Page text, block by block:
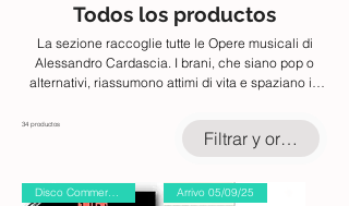
Todos los productos
La sezione raccoglie tutte le Opere musicali di
Alessandro Cardascia. I brani, che siano pop o
alternativi, riassumono attimi di vita e spaziano in
della creatività in essere ... (alternativa la sua
musica rispetto alle arti comuni, di far Musica!).
34 productos
Filtrar y ordenar
Disco Commerciale Arrivo 05/09/25